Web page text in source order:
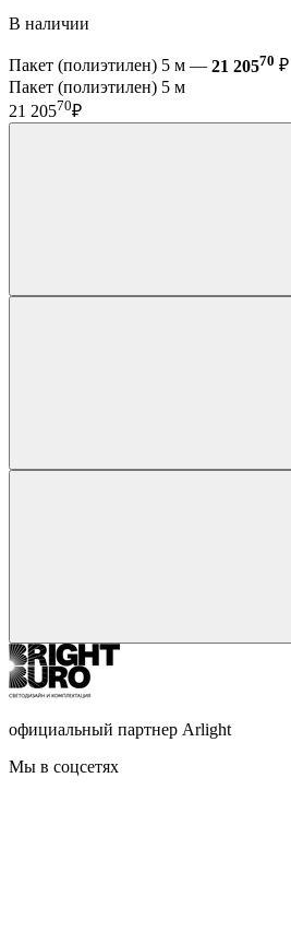
В наличии
Пакет (полиэтилен) 5 м — 21 20570 ₽
Пакет (полиэтилен) 5 м
21 20570₽
официальный партнер Arlight
Мы в соцсетях